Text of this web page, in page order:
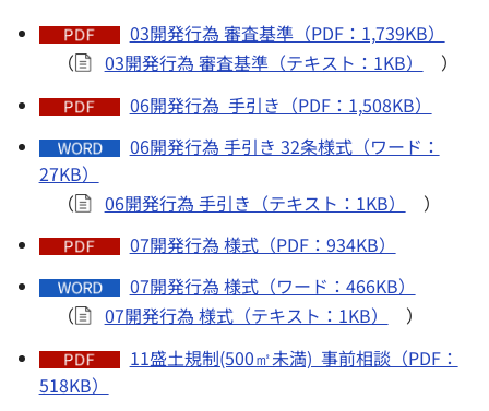
03開発行為 審査基準（PDF：1,739KB）
（
03開発行為 審査基準（テキスト：1KB）
）
06開発行為 手引き（PDF：1,508KB）
06開発行為 手引き 32条様式（ワード：
27KB）
（
06開発行為 手引き（テキスト：1KB）
）
07開発行為 様式（PDF：934KB）
07開発行為 様式（ワード：466KB）
（
07開発行為 様式（テキスト：1KB）
）
11盛土規制(500㎡未満) 事前相談（PDF：
518KB）